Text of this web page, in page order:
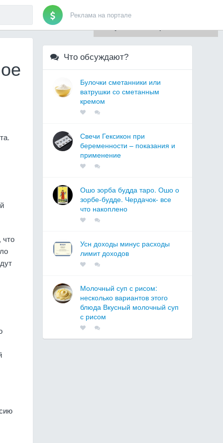
Реклама на портале
что
Что обсуждают?
Булочки сметанники или
ватрушки со сметанным
кремом
Свечи Гексикон при
беременности – показания и
применение
Ошо зорба будда таро. Ошо о
зорбе-будде. Чердачок- все
что накоплено
Усн доходы минус расходы
лимит доходов
Молочный суп с рисом:
несколько вариантов этого
блюда Вкусный молочный суп
с рисом
Для любых предложений по